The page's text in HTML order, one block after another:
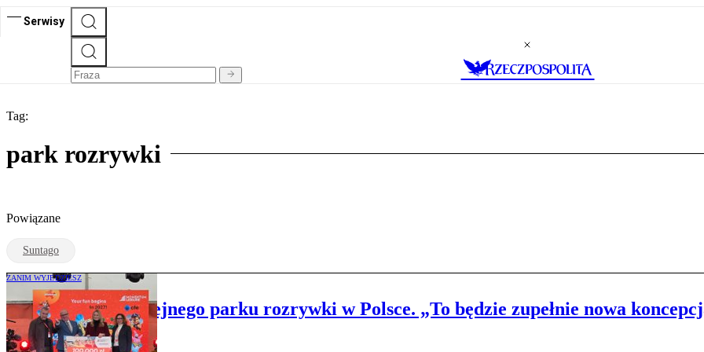
Serwisy
Tag:
park rozrywki
Powiązane
Suntago
ZANIM WYJEDZIESZ
Rusza budowa kolejnego parku rozrywki w Polsce. „To będzie zupełnie nowa